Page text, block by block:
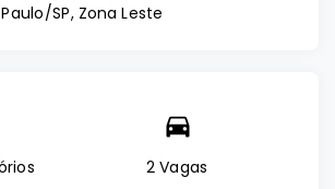
SP, Zona Leste
2 Vagas